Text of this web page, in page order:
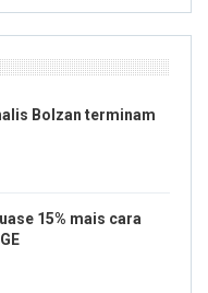
Bolzan terminam
15% mais cara